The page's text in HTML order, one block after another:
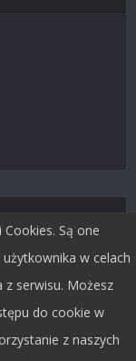
Są one
w celach
z serwisu. Możesz
do cookie w
z naszych